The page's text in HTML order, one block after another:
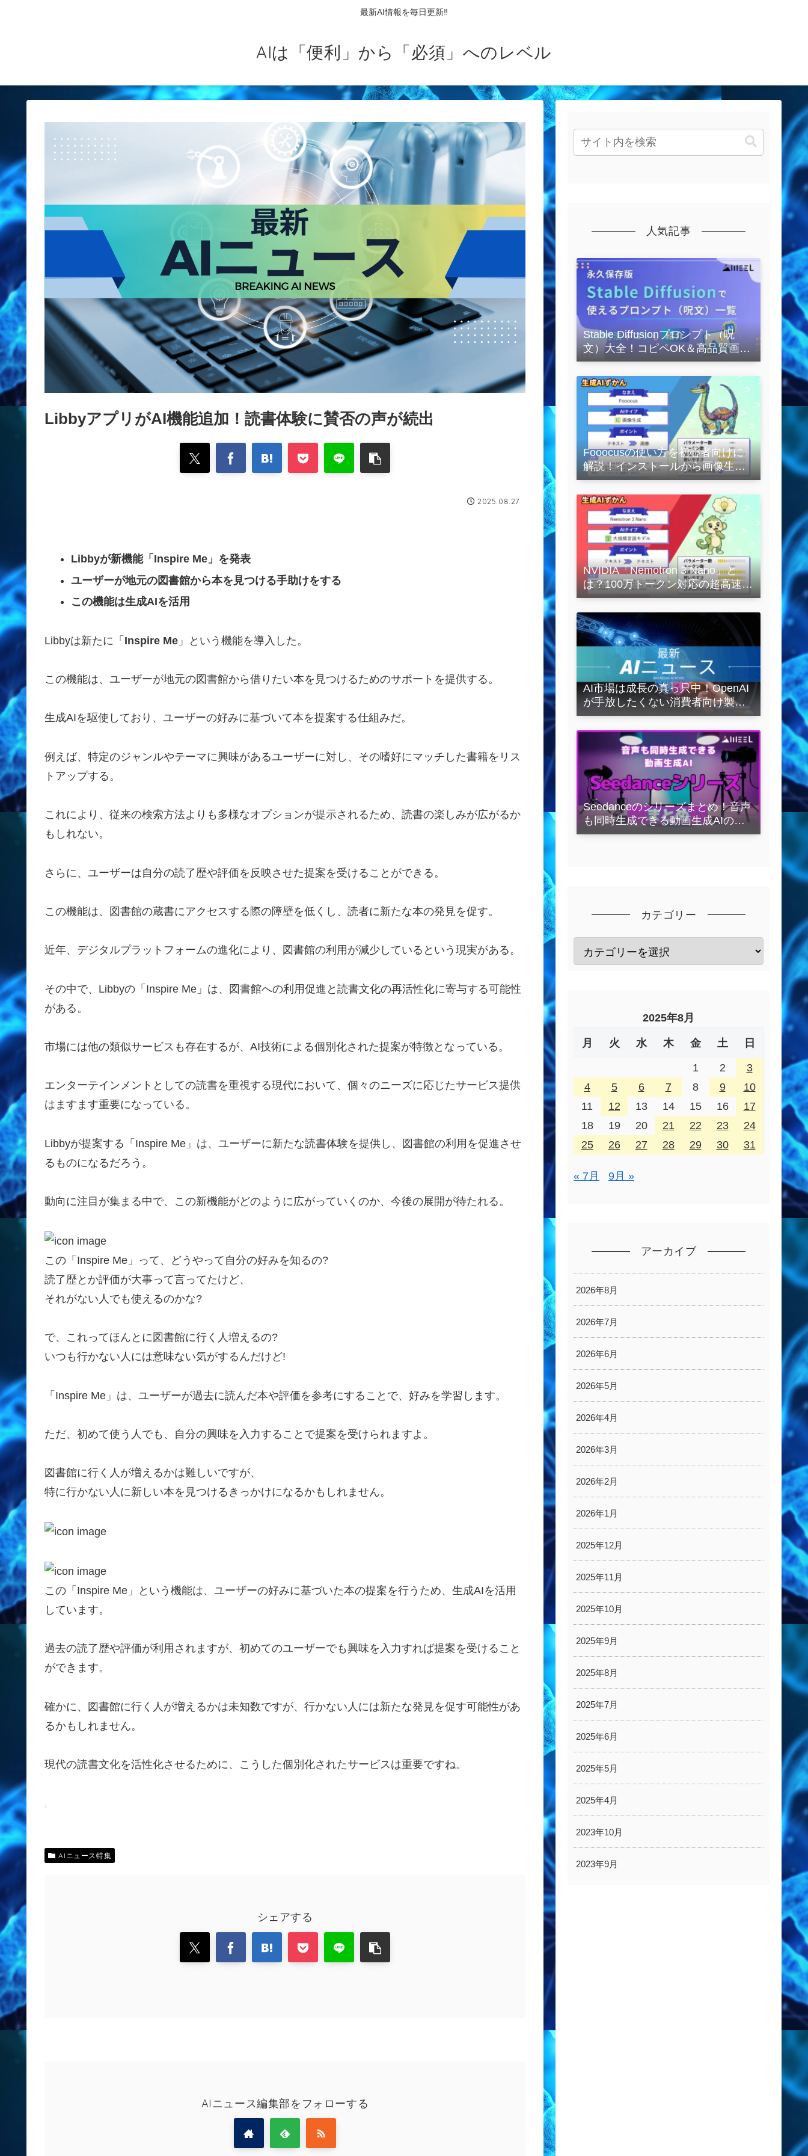
最新AI情報を毎日更新‼
AIは「便利」から「必須」へのレベル
LibbyアプリがAI機能追加！読書体験に賛否の声が続出
2025.08.27
Libbyが新機能「Inspire Me」を発表
ユーザーが地元の図書館から本を見つける手助けをする
この機能は生成AIを活用
Libbyは新たに「 Inspire Me 」という機能を導入した。
この機能は、ユーザーが地元の図書館から借りたい本を見つけるためのサポートを提供する。
生成AIを駆使しており、ユーザーの好みに基づいて本を提案する仕組みだ。
例えば、特定のジャンルやテーマに興味があるユーザーに対し、その嗜好にマッチした書籍をリス
トアップする。
これにより、従来の検索方法よりも多様なオプションが提示されるため、読書の楽しみが広がるか
もしれない。
さらに、ユーザーは自分の読了歴や評価を反映させた提案を受けることができる。
この機能は、図書館の蔵書にアクセスする際の障壁を低くし、読者に新たな本の発見を促す。
近年、デジタルプラットフォームの進化により、図書館の利用が減少しているという現実がある。
その中で、Libbyの「Inspire Me」は、図書館への利用促進と読書文化の再活性化に寄与する可能性
がある。
市場には他の類似サービスも存在するが、AI技術による個別化された提案が特徴となっている。
エンターテインメントとしての読書を重視する現代において、個々のニーズに応じたサービス提供
はますます重要になっている。
Libbyが提案する「Inspire Me」は、ユーザーに新たな読書体験を提供し、図書館の利用を促進させ
るものになるだろう。
動向に注目が集まる中で、この新機能がどのように広がっていくのか、今後の展開が待たれる。
この「Inspire Me」って、どうやって自分の好みを知るの?
読了歴とか評価が大事って言ってたけど、
それがない人でも使えるのかな?
で、これってほんとに図書館に行く人増えるの?
いつも行かない人には意味ない気がするんだけど!
「Inspire Me」は、ユーザーが過去に読んだ本や評価を参考にすることで、好みを学習します。
ただ、初めて使う人でも、自分の興味を入力することで提案を受けられますよ。
図書館に行く人が増えるかは難しいですが、
特に行かない人に新しい本を見つけるきっかけになるかもしれません。
この「Inspire Me」という機能は、ユーザーの好みに基づいた本の提案を行うため、生成AIを活用
しています。
過去の読了歴や評価が利用されますが、初めてのユーザーでも興味を入力すれば提案を受けること
ができます。
確かに、図書館に行く人が増えるかは未知数ですが、行かない人には新たな発見を促す可能性があ
るかもしれません。
現代の読書文化を活性化させるために、こうした個別化されたサービスは重要ですね。
AIニュース特集
シェアする
AIニュース編集部をフォローする
人気記事
Stable Diffusionプロンプト（呪
文）大全！コピペOK＆高品質画像
を作るコツの完全保存版
Fooocusの使い方を初心者向けに
解説！インストールから画像生成
の実践まで紹介
NVIDIA「Nemotron 3 Nano」と
は？100万トークン対応の超高速
LLMを徹底解説
AI市場は成長の真っ只中！OpenAI
が手放したくない消費者向け製品
とは？
Seedanceのシリーズまとめ！音声
も同時生成できる動画生成AIの全
容を解説
カテゴリー
2025年8月
月 火 水 木 金 土 日
1 2
3
4
5 6 7 8 9
10
11
12 13 14 15 16
17
18
19 20 21 22 23
24
25
26 27 28 29 30 31
« 7月 9月 »
アーカイブ
2026年8月
2026年7月
2026年6月
2026年5月
2026年4月
2026年3月
2026年2月
2026年1月
2025年12月
2025年11月
2025年10月
2025年9月
2025年8月
2025年7月
2025年6月
2025年5月
2025年4月
2023年10月
2023年9月